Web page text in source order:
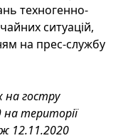
техногенно-
ситуацій,
на прес-службу
на гостру
на території
12.11.2020